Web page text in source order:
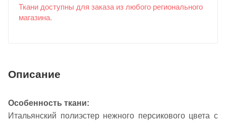
Ткани доступны для заказа из любого регионального
магазина.
Описание
Особенность ткани:
Итальянский полиэстер нежного персикового цвета с